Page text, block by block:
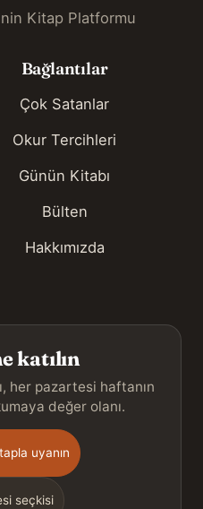
Kitap Platformu
Bağlantılar
Çok Satanlar
Okur Tercihleri
Günün Kitabı
Bülten
Hakkımızda
katılın
her pazartesi haftanın
değer olanı.
uyanın
seçkisi